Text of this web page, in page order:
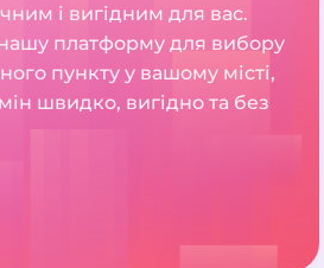
і вигідним для вас.
платформу для вибору
пункту у вашому місті,
швидко, вигідно та без